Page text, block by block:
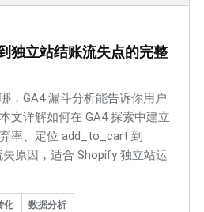
独立站结账流失点的完整
，GA4 漏斗分析能告诉你用户
文详解如何在 GA4 探索中建立
率、定位 add_to_cart 到
原因，适合 Shopify 独立站运
化 数据分析